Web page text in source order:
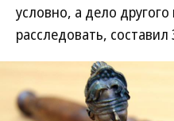
условно, а дело
расследовать, составил